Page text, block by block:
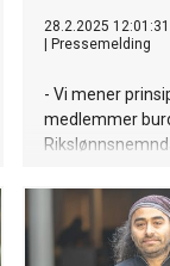
28.2.2025
Pressemelding
- Vi mener
medlemmer
plassen, sier